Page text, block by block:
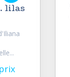
lilas